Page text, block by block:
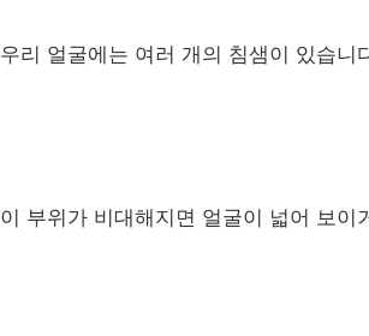
우리 얼굴에는 여러 개의 침샘이 있습
이 부위가 비대해지면 얼굴이 넓어 보